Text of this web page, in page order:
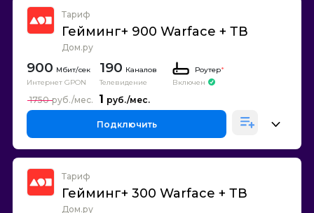
Тариф
Гейминг+ 900 Warface + ТВ
Дом.ру
900
Интернет GPON
190 Каналов
Телевидение
Роутер*
Включен
1
1750
Подключить
Тариф
Гейминг+ 300 Warface + ТВ
Дом.ру